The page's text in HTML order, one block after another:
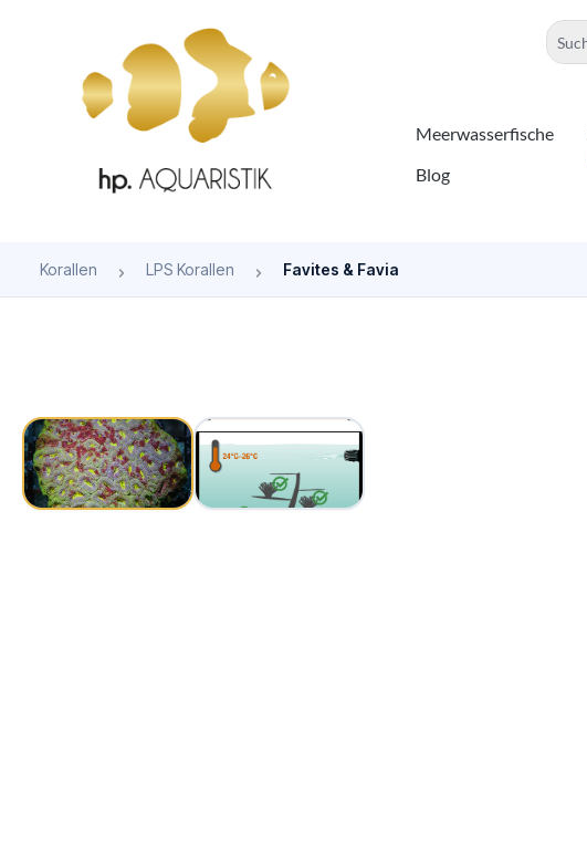
Zur Hauptnavigation springen
Meerwasserfische
Blog
Korallen LPS Korallen Favites & Favia